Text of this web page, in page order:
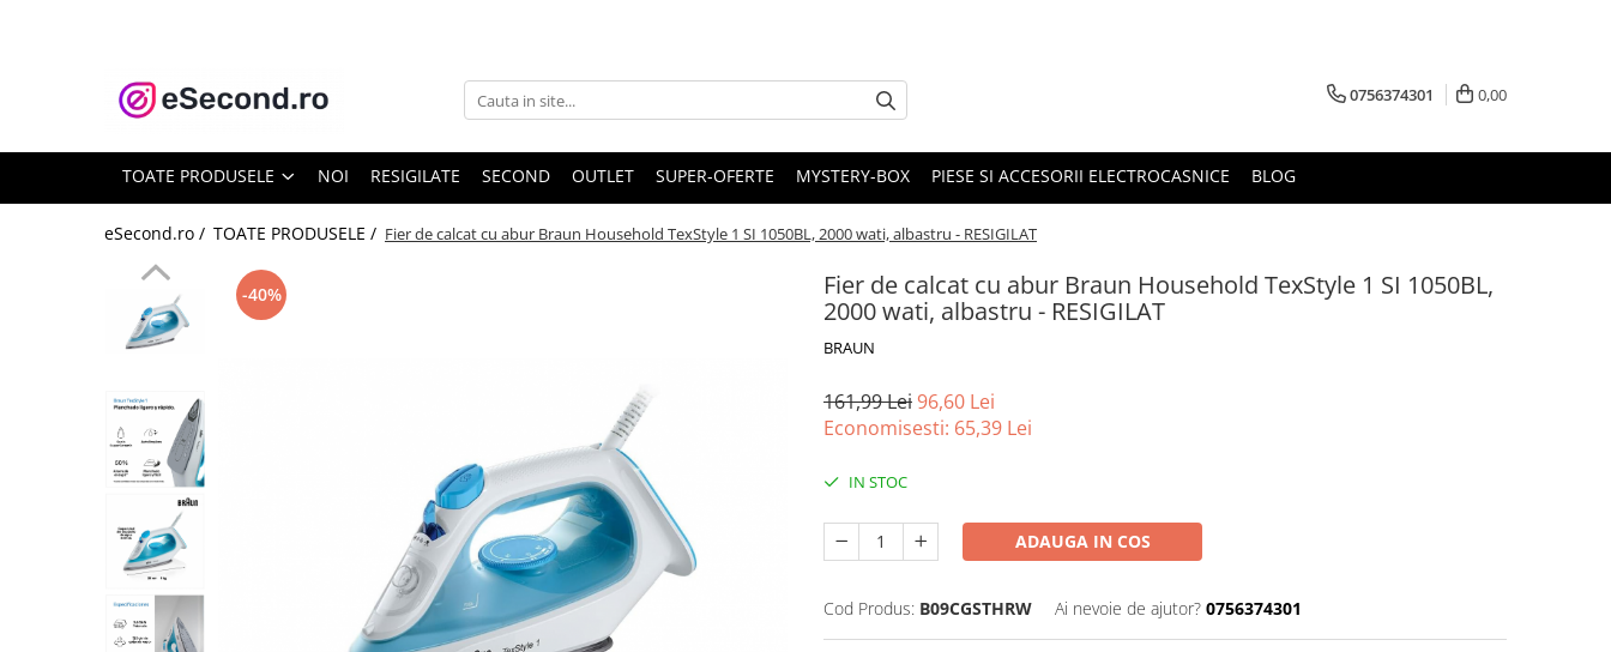
TOATE PRODUSELE
Accesorii Auto
Covorase auto
Echipamente pentru Atelier
Intretinere & Cosmetica auto
Trotinete electrice
Casa, Gradina & Bricolaj
Accesorii usi
Curatenie si intretinere
Hobby-uri creative
0756374301 0,00
TOATE PRODUSELE NOI RESIGILATE SECOND OUTLET SUPER-OFERTE MYSTERY-BOX PIESE SI ACCESORII ELECTROCASNICE BLOG
eSecond.ro / TOATE PRODUSELE / Fier de calcat cu abur Braun Household TexStyle 1 SI 1050BL, 2000 wati, albastru - RESIGILAT
Fier de calcat cu abur Braun Household TexStyle 1 SI 1050BL,
2000 wati, albastru - RESIGILAT
BRAUN
-40%
161,99 Lei96,60 Lei
Economisesti: 65,39 Lei
IN STOC
ADAUGA IN COS
Cod Produs: B09CGSTHRW Ai nevoie de ajutor? 0756374301